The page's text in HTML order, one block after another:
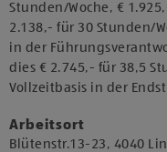
Stunden/Woche, €
2.138,- für 30 Stunden/
in der
dies € 2.745,- für 38,5
Vollzeitbasis in der
Arbeitsort
​Blütenstr.13-23, 4040